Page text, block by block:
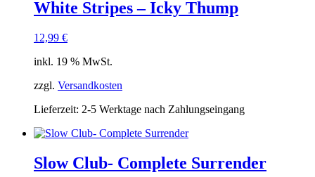
White Stripes – Icky Thump
12,99 €
inkl. 19 % MwSt.
zzgl. Versandkosten
Lieferzeit: 2-5 Werktage nach Zahlungseingang
Slow Club- Complete Surrender